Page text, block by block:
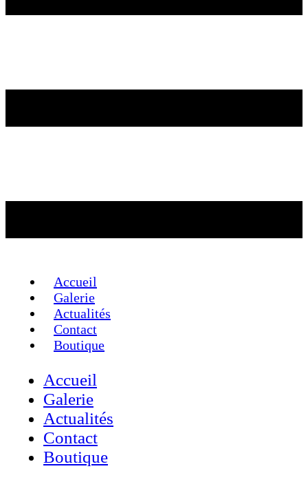
Accueil
Galerie
Actualités
Contact
Boutique
Accueil
Galerie
Actualités
Contact
Boutique